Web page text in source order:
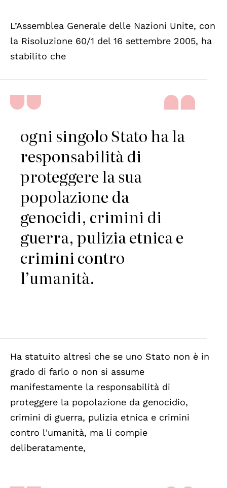
L’Assemblea Generale delle Nazioni Unite, con
la Risoluzione 60/1 del 16 settembre 2005, ha
stabilito che
ogni singolo Stato ha la
responsabilità di
proteggere la sua
popolazione da
genocidi, crimini di
guerra, pulizia etnica e
crimini contro
l’umanità.
Ha statuito altresì che se uno Stato non è in
grado di farlo o non si assume
manifestamente la responsabilità di
proteggere la popolazione da genocidio,
crimini di guerra, pulizia etnica e crimini
contro l'umanità, ma li compie
deliberatamente,